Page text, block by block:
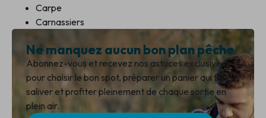
Carpe
Carnassiers
Ne manquez aucun bon plan pêche
Abonnez-vous et recevez nos astuces exclusives
pour choisir le bon spot, préparer un panier qui fait
saliver et profiter pleinement de chaque sortie en
plein air.